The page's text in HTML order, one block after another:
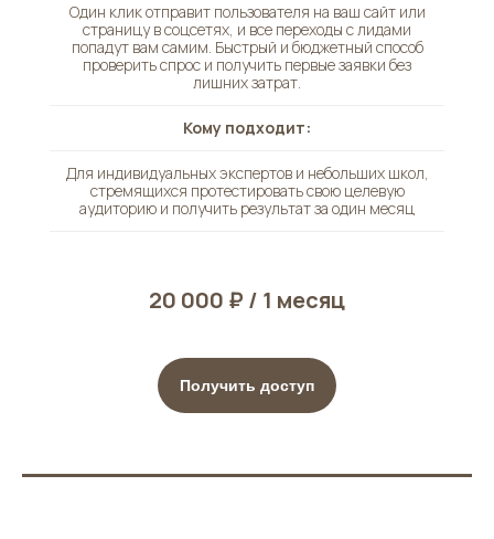
Один клик отправит пользователя на ваш сайт или
страницу в соцсетях, и все переходы с лидами
попадут вам самим. Быстрый и бюджетный способ
проверить спрос и получить первые заявки без
лишних затрат.
Кому подходит:
Для индивидуальных экспертов и небольших школ,
стремящихся протестировать свою целевую
аудиторию и получить результат за один месяц
20 000 ₽ / 1 месяц
Получить доступ